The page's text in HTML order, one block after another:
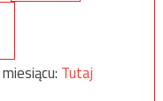
Tutaj